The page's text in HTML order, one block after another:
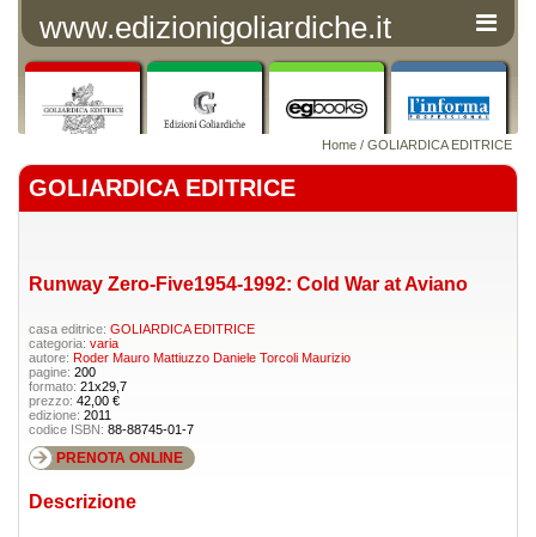
www.edizionigoliardiche.it
Home / GOLIARDICA EDITRICE
GOLIARDICA EDITRICE
Runway Zero-Five1954-1992: Cold War at Aviano
casa editrice: GOLIARDICA EDITRICE
categoria: varia
autore: Roder Mauro Mattiuzzo Daniele Torcoli Maurizio
pagine: 200
formato: 21x29,7
prezzo: 42,00 €
edizione: 2011
codice ISBN: 88-88745-01-7
PRENOTA ONLINE
Descrizione